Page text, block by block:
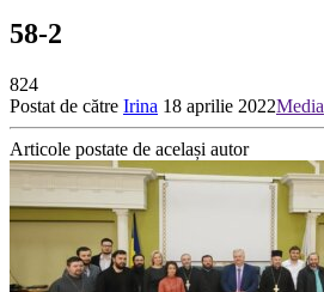
58-2
824
Postat de către Irina 18 aprilie 2022Media
Articole postate de același autor